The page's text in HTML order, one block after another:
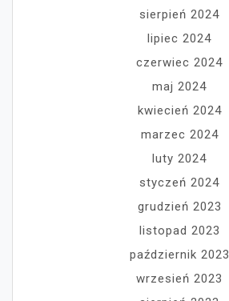
sierpień 2024
lipiec 2024
czerwiec 2024
maj 2024
kwiecień 2024
marzec 2024
luty 2024
styczeń 2024
grudzień 2023
listopad 2023
październik 2023
wrzesień 2023